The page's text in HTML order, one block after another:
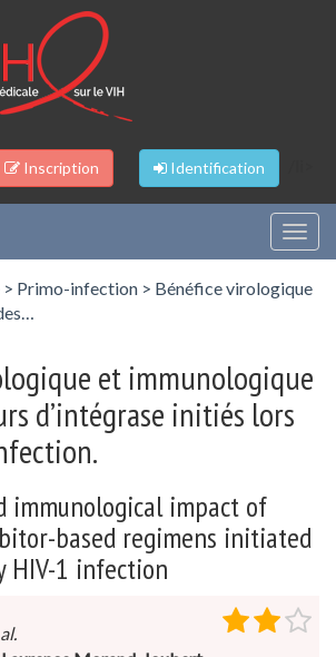
Inscription Identification
> Primo-infection > Bénéfice virologique
et immunologique
d’intégrase initiés lors
immunological impact of
based regimens initiated
HIV-1 infection
cookies